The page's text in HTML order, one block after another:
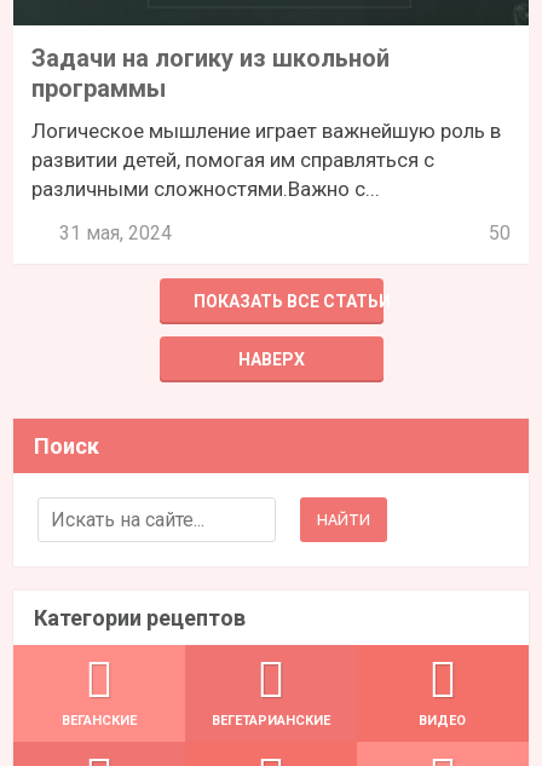
Задачи на логику из школьной
программы
Логическое мышление играет важнейшую роль в
развитии детей, помогая им справляться с
различными сложностями.Важно с...
31 мая, 2024 50
ПОКАЗАТЬ ВСЕ СТАТЬИ
НАВЕРХ
Поиск
Search for:
Категории рецептов
ВЕГАНСКИЕ ВЕГЕТАРИАНСКИЕ ВИДЕО